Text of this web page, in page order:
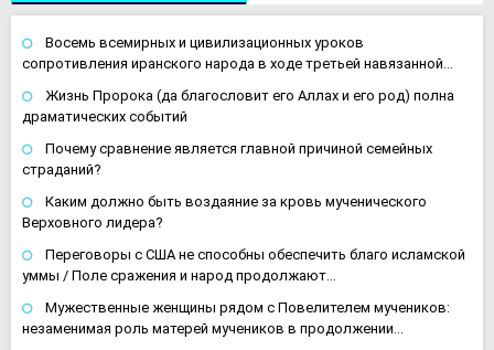
Восемь всемирных и цивилизационных уроков
сопротивления иранского народа в ходе третьей навязанной…
Жизнь Пророка (да благословит его Аллах и его род) полна
драматических событий
Почему сравнение является главной причиной семейных
страданий?
Каким должно быть воздаяние за кровь мученического
Верховного лидера?
Переговоры с США не способны обеспечить благо исламской
уммы / Поле сражения и народ продолжают…
Мужественные женщины рядом с Повелителем мучеников:
незаменимая роль матерей мучеников в продолжении…